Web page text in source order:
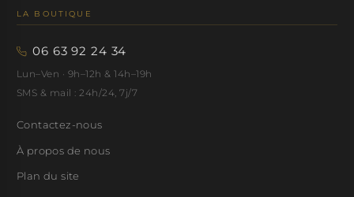
LA BOUTIQUE
06 63 92 24 34
Lun–Ven · 9h–12h & 14h–19h
SMS & mail : 24h/24, 7j/7
Contactez-nous
À propos de nous
Plan du site